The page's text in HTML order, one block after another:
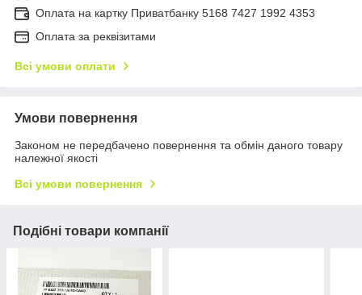
Оплата на картку Приватбанку 5168 7427 1992 4353
Оплата за реквізитами
Всі умови оплати
Умови повернення
Законом не передбачено повернення та обмін даного товару
належної якості
Всі умови повернення
Подібні товари компанії